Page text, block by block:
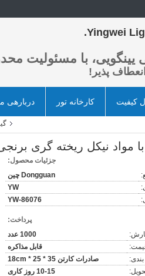
Yingwei
با مسئولیت
پذیر!
دربارهی کارخانه تور کیفیت
مواد نیکل ریخته گری
جزئیات محصول:
Dongguan چین
YW
YW-86076
پرداخت:
1000 عدد
قابل مذاکره
صادرات کارتن 35 * 25 * 18cm
10-15 روز کاری